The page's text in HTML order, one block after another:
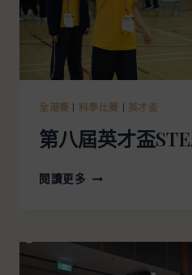
全港賽 | 科學比賽 | 英才盃
第八屆英才盃
閱讀更多